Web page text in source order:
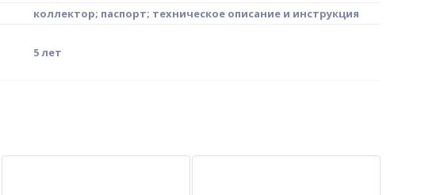
коллектор; паспорт; техническое описание и инструкция
5 лет